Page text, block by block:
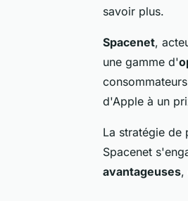
savoir plus.
Spacenet,
une gamme d'
d'Apple à un
La stratégie de
Spacenet
avantageuses,